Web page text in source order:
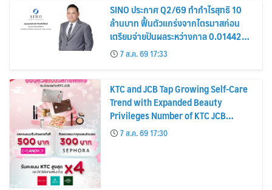
SINO ประกาศ Q2/69 ทำกำไรสุทธิ 10
ล้านบาท ฟื้นตัวแกร่งจากไตรมาสก่อน
เตรียมจ่ายปันผลระหว่างกาล 0.014423
บาทต่อหุ้น ครึ่งปีหลังมุ่งเติบโตต่อเนื่อง
7 ส.ค. 69 17:33
KTC and JCB Tap Growing Self-Care
Trend with Expanded Beauty
Privileges Number of KTC JCB
Cardmembers Spending on
Cosmetics Rises 26%
7 ส.ค. 69 17:30